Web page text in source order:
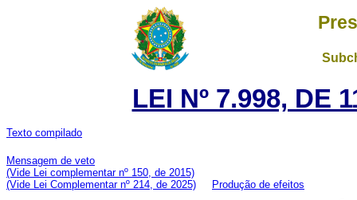
LEI Nº 7.998, DE
Texto compilado
Mensagem de veto
(Vide Lei complementar nº 150, de 2015)
(Vide Lei Complementar nº 214, de 2025)
Produção de efeitos